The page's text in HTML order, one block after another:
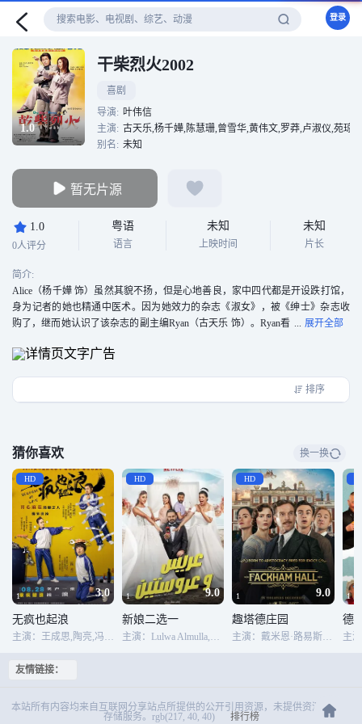
登录
1.0
干柴烈火2002
喜剧
导演: 叶伟信
主演: 古天乐,杨千嬅,陈慧珊,曾雪华,黄伟文,罗莽,卢淑仪,苑琼
别名: 未知
暂无片源
1.0
0人评分
粤语
语言
未知
上映时间
未知
片长
简介:
Alice（杨千嬅 饰）虽然其貌不扬，但是心地善良，家中四代都是开设跌打馆，
身为记者的她也精通中医术。因为她效力的杂志《淑女》，被《绅士》杂志收
购了，继而她认识了该杂志的副主编Ryan（古天乐 饰）。Ryan看
成为了朋友。Alice也暗暗喜欢上了Ryan，毫不知情的Ryan告诉Alice自己对名作
排序
猜你喜欢 换一换
1 3.0
HD
无疯也起浪
主演：王成思,陶亮,冯秦川,邵老五,陈宇星
1 9.0
HD
新娘二选一
主演：Lulwa Almulla,Laila Abdallah,Abdullah Boushahri
1 9.0
HD
趣塔德庄园
主演：戴米恩·路易斯,凯瑟琳·沃特斯顿,托马辛·麦肯齐,本·拉德克利夫,汤姆·费尔顿,艾玛·莱尔德,李·布罗德曼,汤姆·古德曼-希尔,吉米·卡尔,莉莉·奈特,亚当·伍德沃德,查理·罗尔斯,卢卡斯·凯利,内森·霍尔,亚历山大·巴特勒,莉兹·霍普利,艾琳·奥斯汀,玛格达莱娜·斯维兰德,杰玛·瓦德尔,劳瑞·奥格登
1
德
友情链接：
本站所有内容均来自互联网分享站点所提供的公开引用资源，未提供资源上传、
存储服务。rgb(217, 40, 40)
排行榜